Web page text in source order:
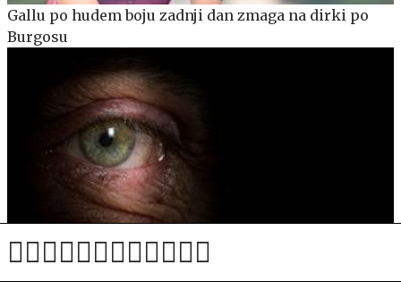
Gallu po hudem boju zadnji dan zmaga na dirki po
Burgosu